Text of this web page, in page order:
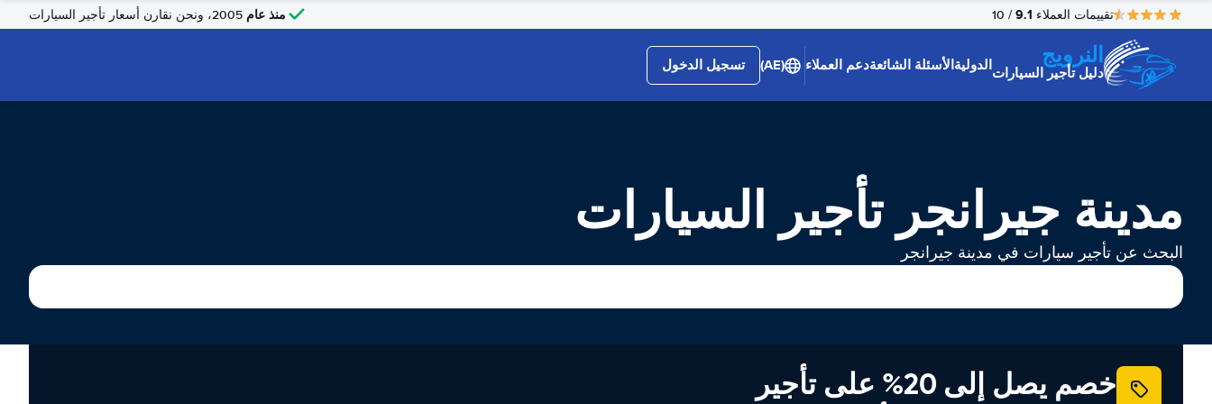
تقييمات العملاء 9.1
/ 10 منذ عام
النرويج
دليل تأجير السياراتالدوليةالأسئلة الشائعةدعم العملاء (AE) تسجيل الدخول
مدينة جيرانجر تأجير السيارات
البحث عن تأجير سيارات في مدينة جيرانجر
خصم يصل إلى 20% على تأجير